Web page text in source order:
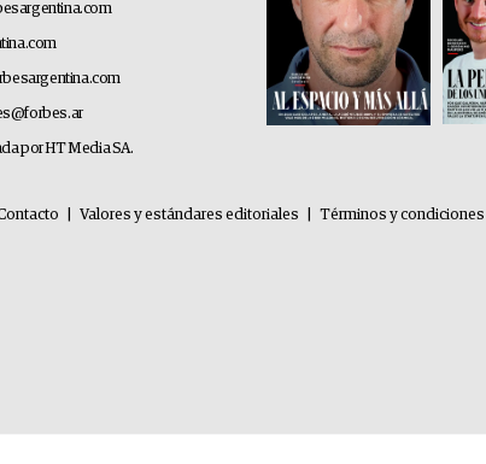
por HT Media SA.
Valores y estándares editoriales Términos y condiciones